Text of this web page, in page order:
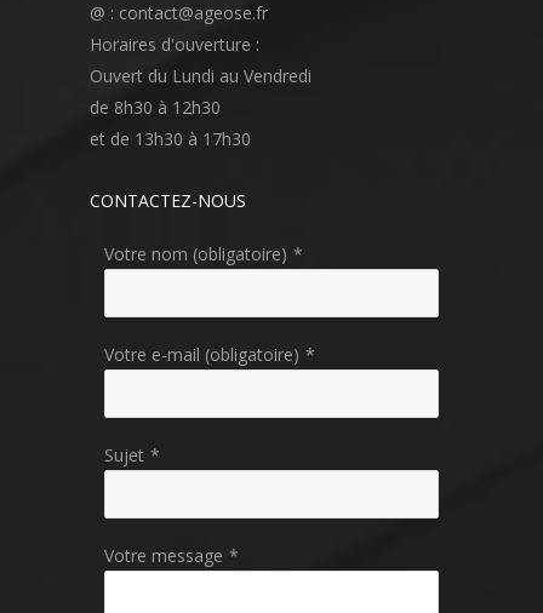
@ : contact@ageose.fr
Horaires d'ouverture :
Ouvert du Lundi au Vendredi
de 8h30 à 12h30
et de 13h30 à 17h30
CONTACTEZ-NOUS
Votre nom (obligatoire) *
Votre e-mail (obligatoire) *
Sujet *
Votre message *